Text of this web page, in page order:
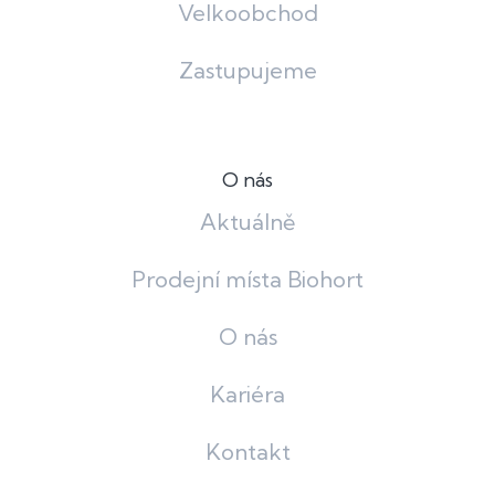
Velkoobchod
Zastupujeme
O nás
Aktuálně
Prodejní místa Biohort
O nás
Kariéra
Kontakt